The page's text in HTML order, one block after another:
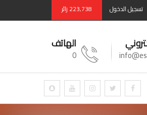
تسجيل الدخول 223,738 زائر
الهاتف
0